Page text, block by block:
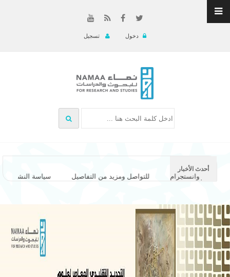
دخول تسجيل
أحدث الأخبار
سياسة للتواصل ومزيد من التفاصيل على تويتر وانستجرام